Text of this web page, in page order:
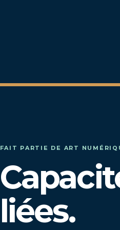
FAIT PARTIE DE ART
liées.